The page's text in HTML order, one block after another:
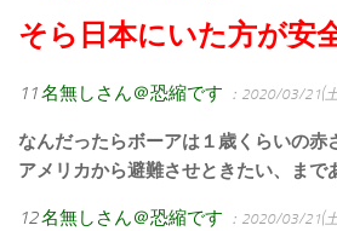
そら日本にいた方が安
11名無しさん＠恐縮です ：2020/03/21(
なんだったらボーアは１歳くらいの赤
アメリカから避難させときたい、まで
12名無しさん＠恐縮です ：2020/03/21(